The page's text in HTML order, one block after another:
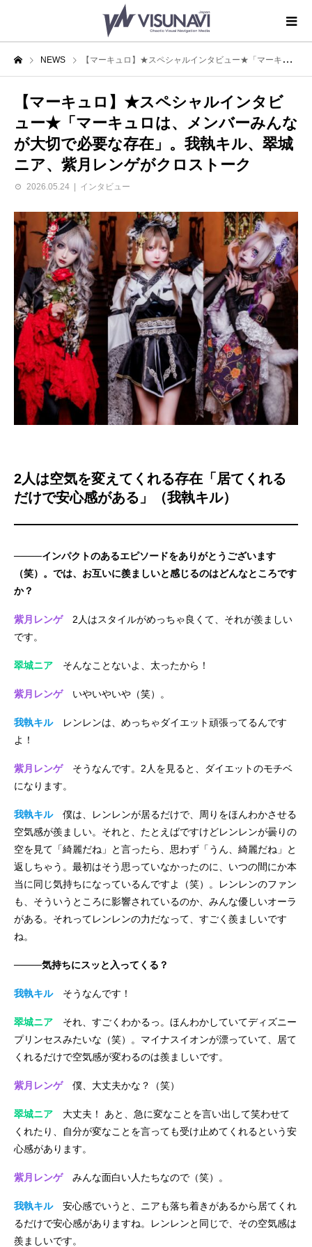
NEWS 【マーキュロ】★スペシャルインタビュー★「マーキュロは、メンバーみんなが大切で必要な存在」。我執キル、翠城ニア、紫月レンゲがクロストーク
【マーキュロ】★スペシャルインタビ
ュー★「マーキュロは、メンバーみんな
が大切で必要な存在」。我執キル、翠城
ニア、紫月レンゲがクロストーク
2026.05.24 インタビュー
2人は空気を変えてくれる存在「居てくれる
だけで安心感がある」（我執キル）
────インパクトのあるエピソードをありがとうございます
（笑）。では、お互いに羨ましいと感じるのはどんなところです
か？
紫月レンゲ2人はスタイルがめっちゃ良くて、それが羨ましい
です。
翠城ニア そんなことないよ、太ったから！
紫月レンゲいやいやいや（笑）。
我執キルレンレンは、めっちゃダイエット頑張ってるんです
よ！
紫月レンゲそうなんです。2人を見ると、ダイエットのモチベ
になります。
我執キル僕は、レンレンが居るだけで、周りをほんわかさせる
空気感が羨ましい。それと、たとえばですけどレンレンが曇りの
空を見て「綺麗だね」と言ったら、思わず「うん、綺麗だね」と
返しちゃう。最初はそう思っていなかったのに、いつの間にか本
当に同じ気持ちになっているんですよ（笑）。レンレンのファン
も、そういうところに影響されているのか、みんな優しいオーラ
がある。それってレンレンの力だなって、すごく羨ましいです
ね。
────気持ちにスッと入ってくる？
我執キルそうなんです！
翠城ニア それ、すごくわかるっ。ほんわかしていてディズニー
プリンセスみたいな（笑）。マイナスイオンが漂っていて、居て
くれるだけで空気感が変わるのは羨ましいです。
紫月レンゲ僕、大丈夫かな？（笑）
翠城ニア 大丈夫！ あと、急に変なことを言い出して笑わせて
くれたり、自分が変なことを言っても受け止めてくれるという安
心感があります。
紫月レンゲみんな面白い人たちなので（笑）。
我執キル安心感でいうと、ニアも落ち着きがあるから居てくれ
るだけで安心感がありますね。レンレンと同じで、その空気感は
羨ましいです。